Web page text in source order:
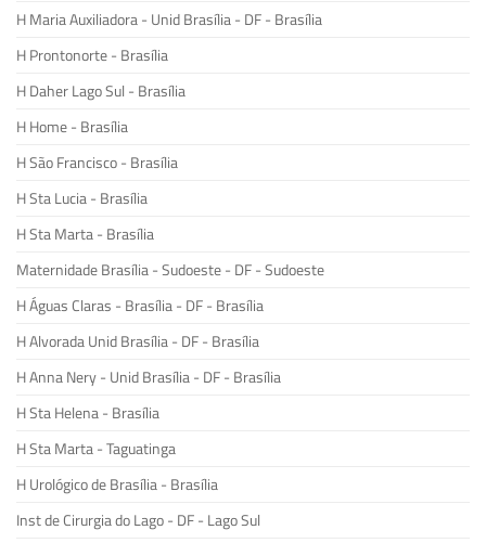
H Maria Auxiliadora - Unid Brasília - DF - Brasília
H Prontonorte - Brasília
H Daher Lago Sul - Brasília
H Home - Brasília
H São Francisco - Brasília
H Sta Lucia - Brasília
H Sta Marta - Brasília
Maternidade Brasília - Sudoeste - DF - Sudoeste
H Águas Claras - Brasília - DF - Brasília
H Alvorada Unid Brasília - DF - Brasília
H Anna Nery - Unid Brasília - DF - Brasília
H Sta Helena - Brasília
H Sta Marta - Taguatinga
H Urológico de Brasília - Brasília
Inst de Cirurgia do Lago - DF - Lago Sul